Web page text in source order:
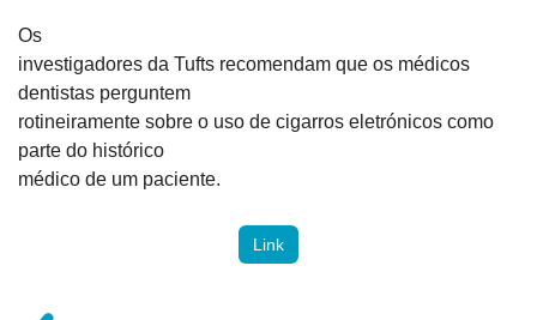
Os
investigadores da Tufts recomendam que os médicos
dentistas perguntem
rotineiramente sobre o uso de cigarros eletrónicos como
parte do histórico
médico de um paciente.
Link